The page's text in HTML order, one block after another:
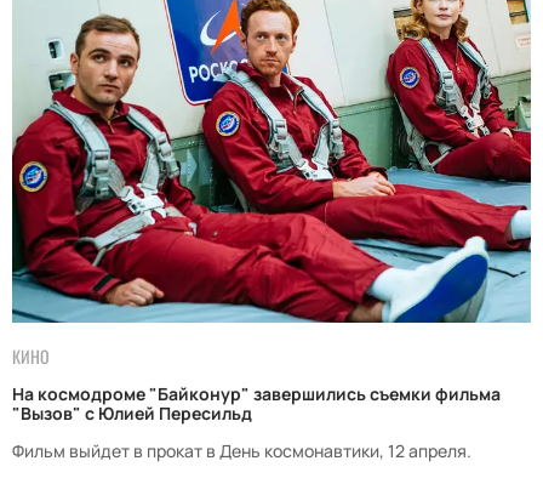
КИНО
На космодроме "Байконур" завершились съемки фильма
"Вызов" с Юлией Пересильд
Фильм выйдет в прокат в День космонавтики, 12 апреля.